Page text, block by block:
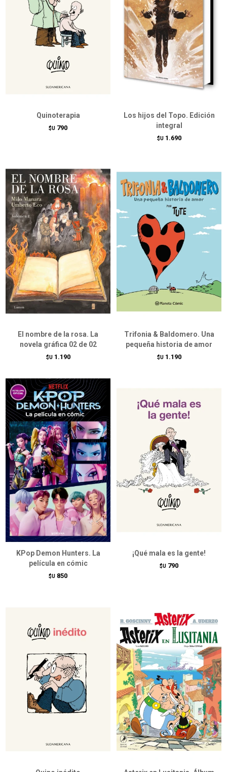
Quinoterapia
$U 790
Los hijos del Topo. Edición
integral
$U 1.690
El nombre de la rosa. La
novela gráfica 02 de 02
$U 1.190
Trifonia & Baldomero. Una
pequeña historia de amor
$U 1.190
KPop Demon Hunters. La
película en cómic
$U 850
¡Qué mala es la gente!
$U 790